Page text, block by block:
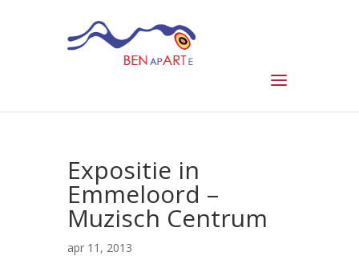
Expositie in
Emmeloord –
Muzisch Centrum
apr 11, 2013